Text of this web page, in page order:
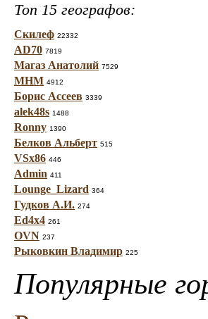
Топ 15 географов:
Скилеф 22332
AD70 7819
Магаз Анатолий 7529
МНМ 4912
Борис Ассеев 3339
alek48s 1488
Ronny 1390
Белков Альберт 515
VSx86 446
Admin 411
Lounge_Lizard 364
Гудков А.И. 274
Ed4x4 261
OVN 237
Рыковкин Владимир 225
Популярные